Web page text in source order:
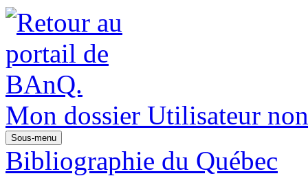
Mon dossier Utilisateur
Sous-menu
Bibliographie du Québec